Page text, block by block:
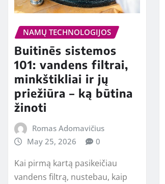
NAMŲ TECHNOLOGIJOS
Buitinēs sistemos
101: vandens filtrai,
minkštikliai ir jų
priežiūra – ką būtina
žinoti
Romas Adomavičius
May 25, 2026
0
Kai pirmą kartą pasikeičiau
vandens filtrą, nustebau, kaip